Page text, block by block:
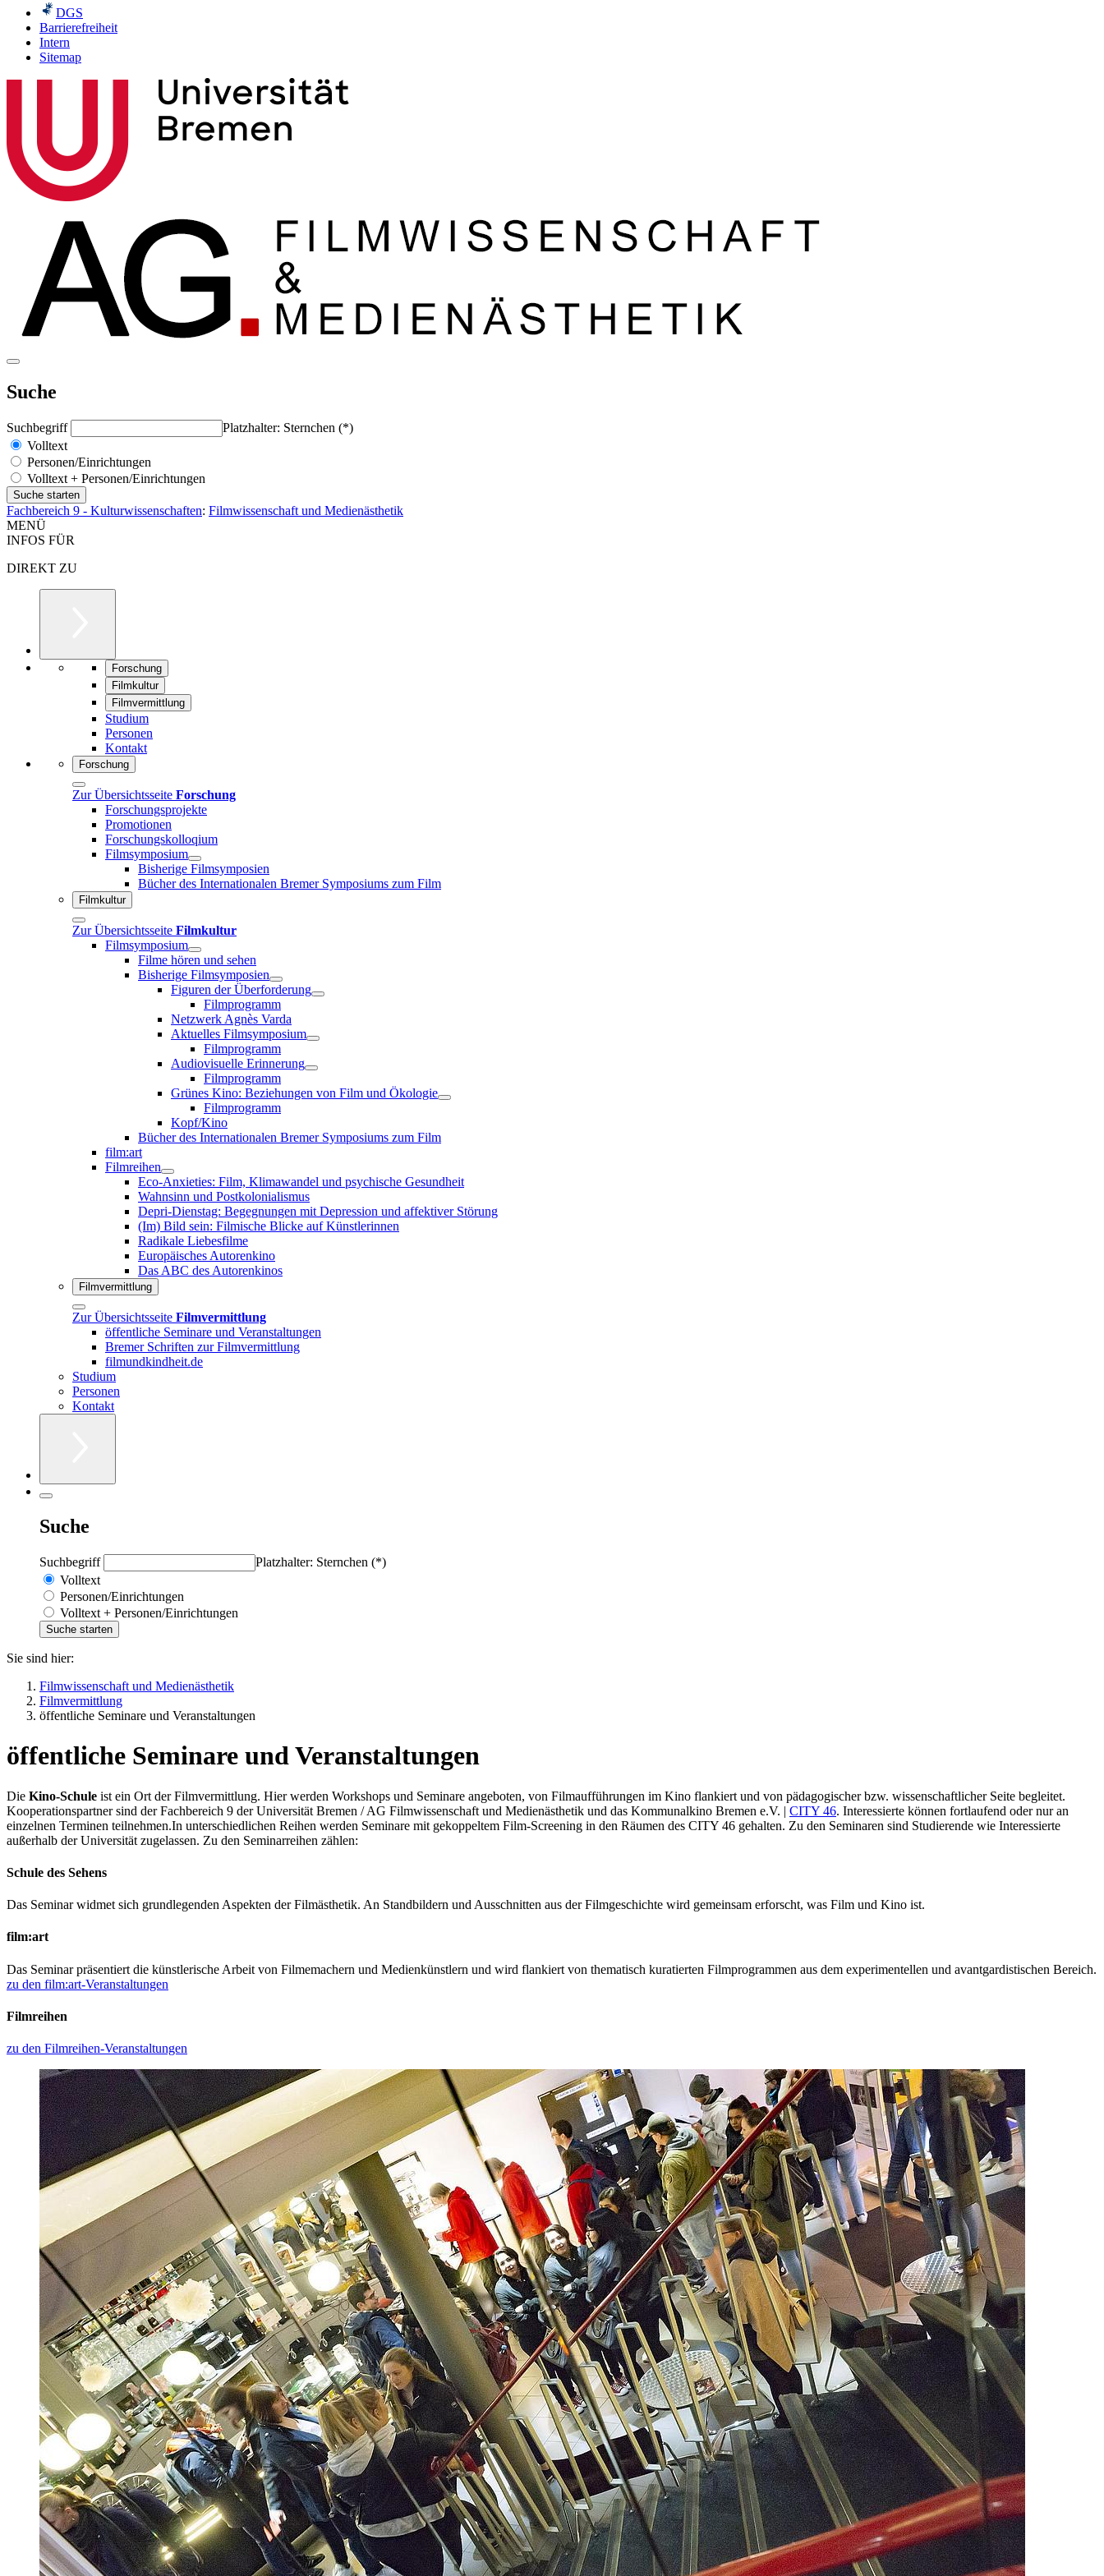
DGS
Barrierefreiheit
Intern
Sitemap
Suche
Suchbegriff
Platzhalter: Sternchen (*)
Volltext
Personen/Einrichtungen
Volltext + Personen/Einrichtungen
Fachbereich 9 - Kulturwissenschaften: Filmwissenschaft und Medienästhetik
MENÜ
INFOS FÜR
DIREKT ZU
Forschung
Filmkultur
Filmvermittlung
Studium
Personen
Kontakt
Forschung
Zur Übersichtsseite Forschung
Forschungsprojekte
Promotionen
Forschungskolloqium
Filmsymposium
Bisherige Filmsymposien
Bücher des Internationalen Bremer Symposiums zum Film
Filmkultur
Zur Übersichtsseite Filmkultur
Filmsymposium
Filme hören und sehen
Bisherige Filmsymposien
Figuren der Überforderung
Filmprogramm
Netzwerk Agnès Varda
Aktuelles Filmsymposium
Filmprogramm
Audiovisuelle Erinnerung
Filmprogramm
Grünes Kino: Beziehungen von Film und Ökologie
Filmprogramm
Kopf/Kino
Bücher des Internationalen Bremer Symposiums zum Film
film:art
Filmreihen
Eco-Anxieties: Film, Klimawandel und psychische Gesundheit
Wahnsinn und Postkolonialismus
Depri-Dienstag: Begegnungen mit Depression und affektiver Störung
(Im) Bild sein: Filmische Blicke auf Künstlerinnen
Radikale Liebesfilme
Europäisches Autorenkino
Das ABC des Autorenkinos
Filmvermittlung
Zur Übersichtsseite Filmvermittlung
öffentliche Seminare und Veranstaltungen
Bremer Schriften zur Filmvermittlung
filmundkindheit.de
Studium
Personen
Kontakt
Suche
Suchbegriff
Platzhalter: Sternchen (*)
Volltext
Personen/Einrichtungen
Volltext + Personen/Einrichtungen
Sie sind hier:
Filmwissenschaft und Medienästhetik
Filmvermittlung
öffentliche Seminare und Veranstaltungen
öffentliche Seminare und Veranstaltungen
Die Kino-Schule ist ein Ort der Filmvermittlung. Hier werden Workshops und Seminare angeboten, von Filmaufführungen im Kino flankiert und von pädagogischer bzw. wissenschaftlicher Seite begleitet.
Kooperationspartner sind der Fachbereich 9 der Universität Bremen / AG Filmwissenschaft und Medienästhetik und das Kommunalkino Bremen e.V. | CITY 46. Interessierte können fortlaufend oder nur an
einzelnen Terminen teilnehmen.In unterschiedlichen Reihen werden Seminare mit gekoppeltem Film-Screening in den Räumen des CITY 46 gehalten. Zu den Seminaren sind Studierende wie Interessierte
außerhalb der Universität zugelassen. Zu den Seminarreihen zählen:
Schule des Sehens
Das Seminar widmet sich grundlegenden Aspekten der Filmästhetik. An Standbildern und Ausschnitten aus der Filmgeschichte wird gemeinsam erforscht, was Film und Kino ist.
film:art
Das Seminar präsentiert die künstlerische Arbeit von Filmemachern und Medienkünstlern und wird flankiert von thematisch kuratierten Filmprogrammen aus dem experimentellen und avantgardistischen Bereich.
zu den film:art-Veranstaltungen
Filmreihen
zu den Filmreihen-Veranstaltungen